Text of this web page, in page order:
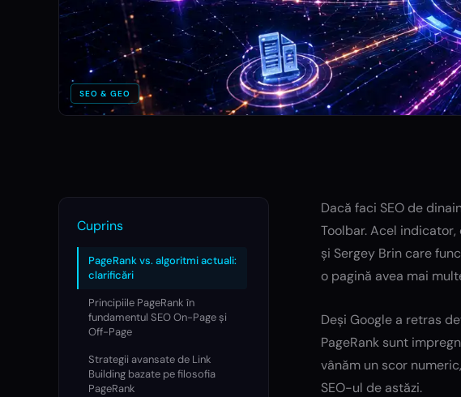
SEO & GEO
Cuprins
PageRank vs. algoritmi actuali:
clarificări
Principiile PageRank în
fundamentul SEO On-Page și
Off-Page
Strategii avansate de Link
Building bazate pe filosofia
PageRank
Dacă faci SEO de
Toolbar. Acel
și Sergey Brin care
o pagină avea mai
Deși Google a retras
PageRank sunt
vânăm un scor
SEO-ul de astăzi.